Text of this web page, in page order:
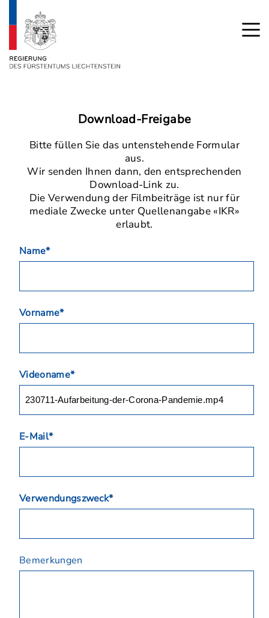
Download-Freigabe
Bitte füllen Sie das untenstehende Formular
aus.
Wir senden Ihnen dann, den entsprechenden
Download-Link zu.
Die Verwendung der Filmbeiträge ist nur für
mediale Zwecke unter Quellenangabe «IKR»
erlaubt.
Name*
Vorname*
Videoname*
E-Mail*
Verwendungszweck*
Bemerkungen